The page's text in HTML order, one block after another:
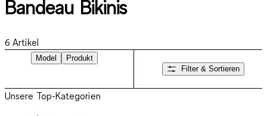
Bandeau Bikinis
6 Artikel
Model
Produkt
Filter & Sortieren
Unsere Top-Kategorien